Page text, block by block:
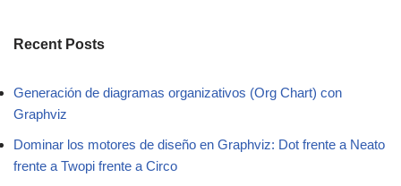
Recent Posts
Generación de diagramas organizativos (Org Chart) con
Graphviz
Dominar los motores de diseño en Graphviz: Dot frente a Neato
frente a Twopi frente a Circo